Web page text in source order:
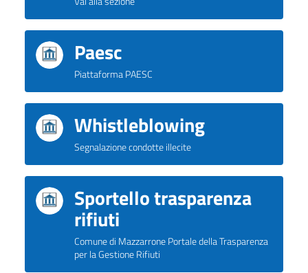
Paesc
Piattaforma PAESC
Whistleblowing
Segnalazione condotte illecite
Sportello trasparenza
rifiuti
Comune di Mazzarrone Portale della Trasparenza
per la Gestione Rifiuti